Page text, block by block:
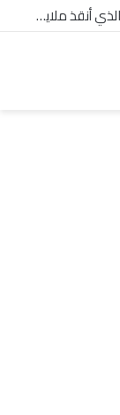
شركة “Scope Developments” تعلن تولي أحمد كمال عيسى منصب الرئيس التنفيذي للقطاع التجاري